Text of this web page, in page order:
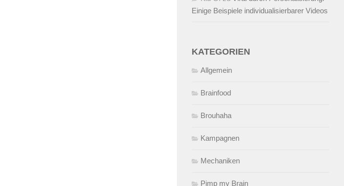
Einige Beispiele individualisierbarer Videos
KATEGORIEN
Allgemein
Brainfood
Brouhaha
Kampagnen
Mechaniken
Pimp my Brain